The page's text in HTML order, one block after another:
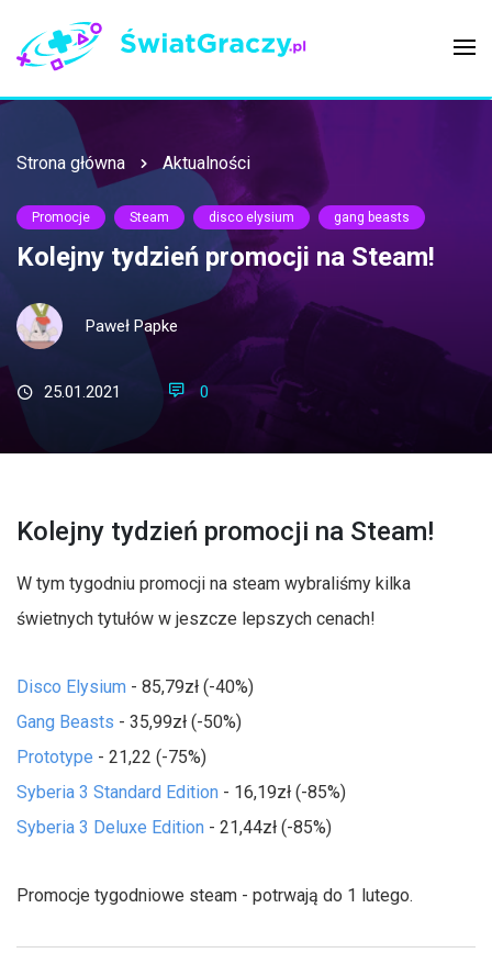
Strona główna Aktualności
Promocje Steam disco elysium gang beasts
Kolejny tydzień promocji na Steam!
Paweł Papke
25.01.2021 0
Kolejny tydzień promocji na Steam!
W tym tygodniu promocji na steam wybraliśmy kilka
świetnych tytułów w jeszcze lepszych cenach!
Disco Elysium - 85,79zł (-40%)
Gang Beasts - 35,99zł (-50%)
Prototype - 21,22 (-75%)
Syberia 3 Standard Edition - 16,19zł (-85%)
Syberia 3 Deluxe Edition - 21,44zł (-85%)
Promocje tygodniowe steam - potrwają do 1 lutego.